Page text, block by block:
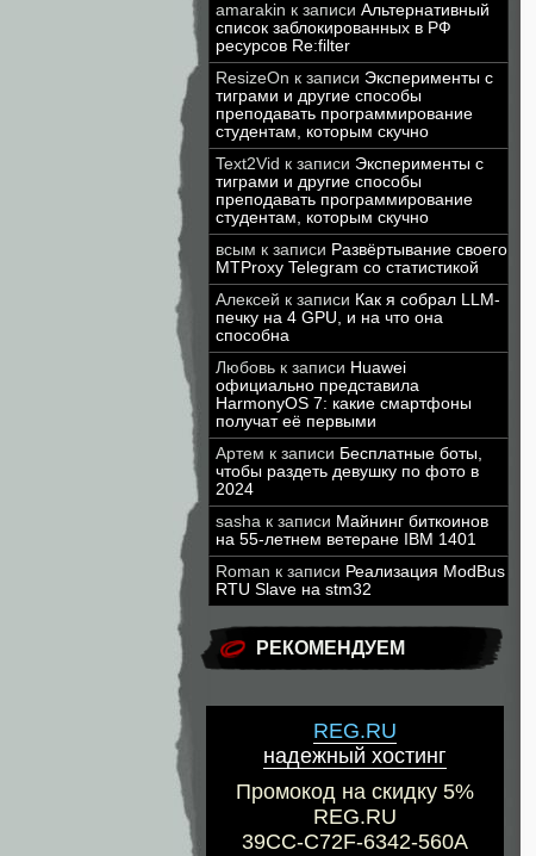
amarakin к записи Альтернативный
список заблокированных в РФ
ресурсов Re:filter
ResizeOn к записи Эксперименты с
тиграми и другие способы
преподавать программирование
студентам, которым скучно
Text2Vid к записи Эксперименты с
тиграми и другие способы
преподавать программирование
студентам, которым скучно
всым к записи Развёртывание своего
MTProxy Telegram со статистикой
Алексей к записи Как я собрал LLM-
печку на 4 GPU, и на что она
способна
Любовь к записи Huawei
официально представила
HarmonyOS 7: какие смартфоны
получат её первыми
Артем к записи Бесплатные боты,
чтобы раздеть девушку по фото в
2024
sasha к записи Майнинг биткоинов
на 55-летнем ветеране IBM 1401
Roman к записи Реализация ModBus
RTU Slave на stm32
РЕКОМЕНДУЕМ
REG.RU
надежный хостинг
Промокод на скидку 5%
REG.RU
39CC-C72F-6342-560A